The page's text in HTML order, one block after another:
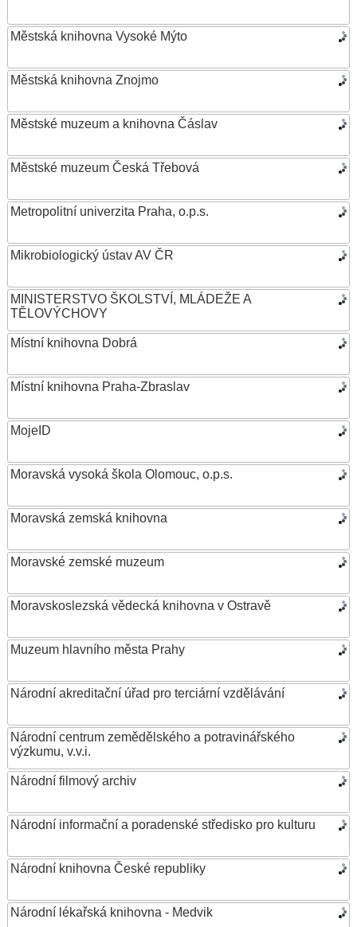
Městská knihovna Vysoké Mýto
Městská knihovna Znojmo
Městské muzeum a knihovna Čáslav
Městské muzeum Česká Třebová
Metropolitní univerzita Praha, o.p.s.
Mikrobiologický ústav AV ČR
MINISTERSTVO ŠKOLSTVÍ, MLÁDEŽE A
TĚLOVÝCHOVY
Místní knihovna Dobrá
Místní knihovna Praha-Zbraslav
MojeID
Moravská vysoká škola Olomouc, o.p.s.
Moravská zemská knihovna
Moravské zemské muzeum
Moravskoslezská vědecká knihovna v Ostravě
Muzeum hlavního města Prahy
Národní akreditační úřad pro terciární vzdělávání
Národní centrum zemědělského a potravinářského
výzkumu, v.v.i.
Národní filmový archiv
Národní informační a poradenské středisko pro kulturu
Národní knihovna České republiky
Národní lékařská knihovna - Medvik